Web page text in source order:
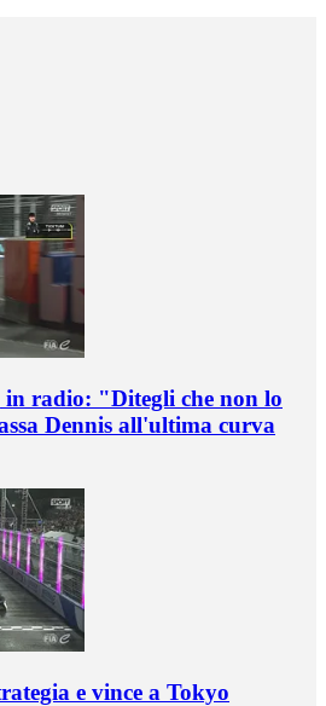
radio: "Ditegli che non lo
Dennis all'ultima curva
e vince a Tokyo